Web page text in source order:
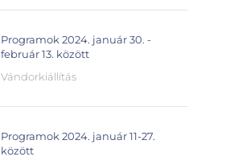
Programok 2024. január 30. -
február 13. között
Vándorkiállítás
Programok 2024. január 11-27.
között